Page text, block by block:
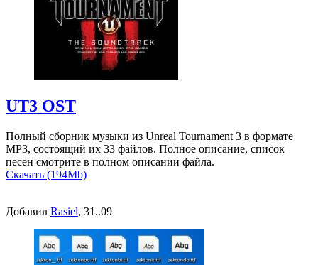
UT3 OST
Полный сборник музыки из Unreal Tournament 3 в формате
MP3, состоящий их 33 файлов. Полное описание, список
песен смотрите в полном описании файла.
Скачать (194Mb)
Добавил Rasiel, 31..09